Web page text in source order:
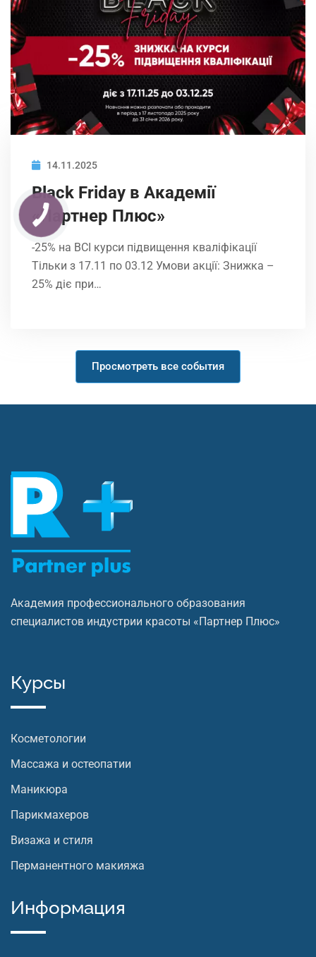
14.11.2025
Black Friday в Академії
«Партнер Плюс»
-25% на ВСІ курси підвищення кваліфікації
Тільки з 17.11 по 03.12 Умови акції: Знижка –
25% діє при…
Просмотреть все события
Академия профессионального образования
специалистов индустрии красоты «Партнер Плюс»
Курсы
Косметологии
Массажа и остеопатии
Маникюра
Парикмахеров
Визажа и стиля
Перманентного макияжа
Информация